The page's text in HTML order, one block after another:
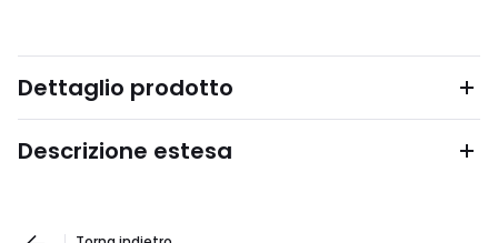
Dettaglio prodotto
Descrizione estesa